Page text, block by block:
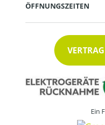
ÖFFNUNGSZEITEN
Ein